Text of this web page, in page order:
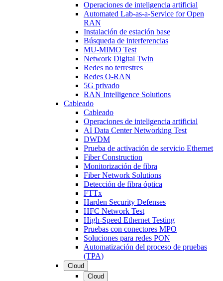
Operaciones de inteligencia artificial
Automated Lab-as-a-Service for Open
RAN
Instalación de estación base
Búsqueda de interferencias
MU-MIMO Test
Network Digital Twin
Redes no terrestres
Redes O-RAN
5G privado
RAN Intelligence Solutions
Cableado
Cableado
Operaciones de inteligencia artificial
AI Data Center Networking Test
DWDM
Prueba de activación de servicio Ethernet
Fiber Construction
Monitorización de fibra
Fiber Network Solutions
Detección de fibra óptica
FTTx
Harden Security Defenses
HFC Network Test
High-Speed Ethernet Testing
Pruebas con conectores MPO
Soluciones para redes PON
Automatización del proceso de pruebas
(TPA)
Cloud
Cloud